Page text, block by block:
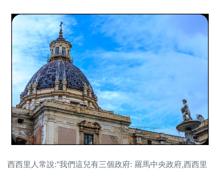
西西里人常說:"我們這兒有三個政府: 羅馬中央政府,西西里